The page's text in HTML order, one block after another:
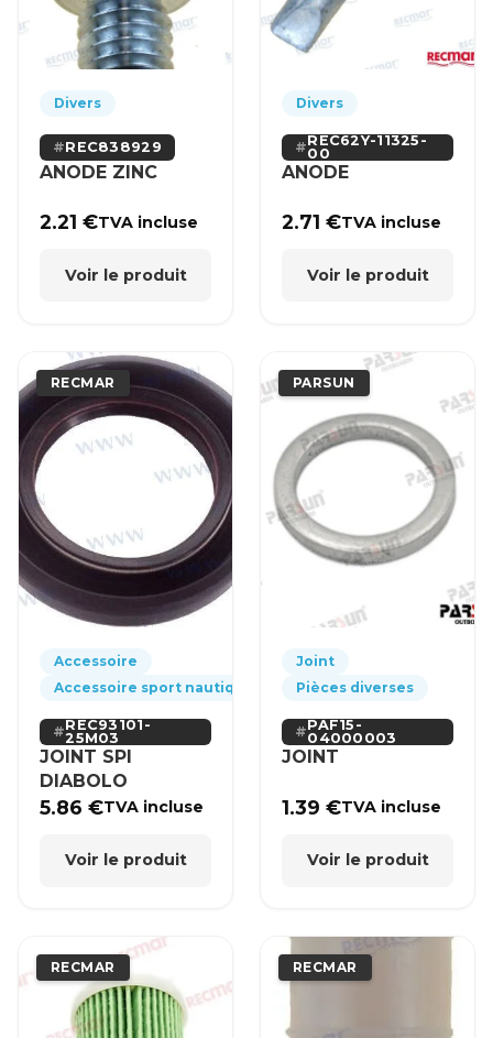
Divers
REC838929
ANODE ZINC
2.21€TVA incluse
Voir le produit
Divers
REC62Y-11325-
00
ANODE
2.71€TVA incluse
Voir le produit
RECMAR
Accessoire
Accessoire sport nautique
REC93101-
25M03
JOINT SPI
DIABOLO
5.86€TVA incluse
Voir le produit
PARSUN
Joint
Pièces diverses
PAF15-
04000003
JOINT
1.39€TVA incluse
Voir le produit
RECMAR RECMAR